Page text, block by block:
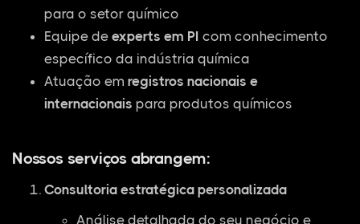
para o setor químico
Equipe de experts em PI com conhecimento
específico da indústria química
Atuação em registros nacionais e
internacionais para produtos químicos
Nossos serviços abrangem:
Consultoria estratégica personalizada
Análise detalhada do seu negócio e